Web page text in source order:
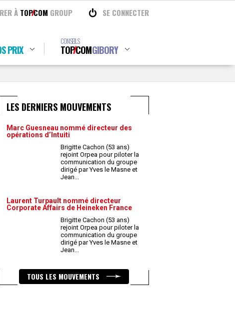
À TOPCOM GROUP SE CONNECTER
PRIX
CONSEILS
TOPCOMGIBORY
LES DERNIERS MOUVEMENTS
Marc Guesneau nommé directeur des
opérations d’Intuiti
Brigitte Cachon (53 ans)
rejoint Orpea pour piloter la
communication du groupe
dirigé par Yves le Masne et
Jean...
Laurent Turpault nommé directeur
Corporate Affairs de Heineken France
Brigitte Cachon (53 ans)
rejoint Orpea pour piloter la
communication du groupe
dirigé par Yves le Masne et
Jean...
TOUS LES MOUVEMENTS